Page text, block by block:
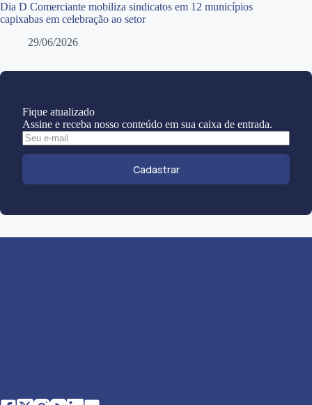
Dia D Comerciante mobiliza sindicatos em 12 municípios
capixabas em celebração ao setor
29/06/2026
Fique atualizado
Assine e receba nosso conteúdo em sua caixa de entrada.
Cadastrar